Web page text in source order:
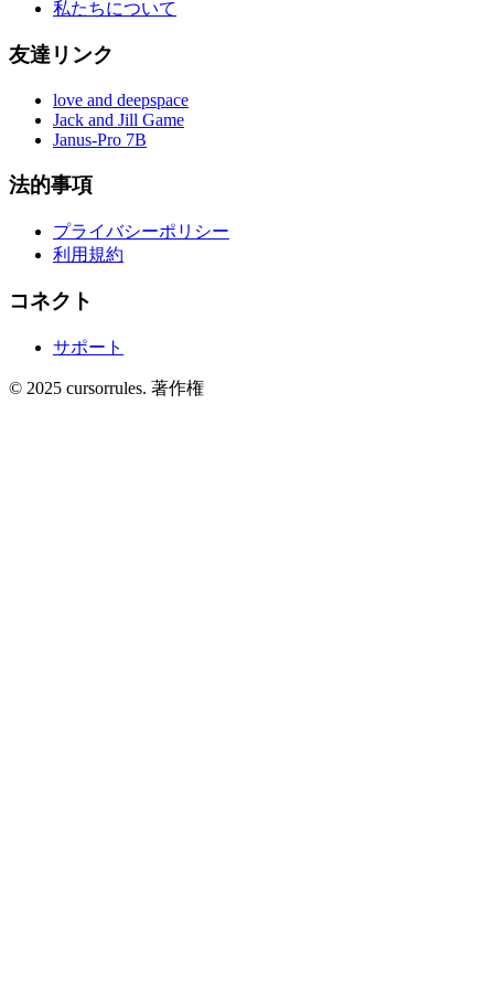
私たちについて
友達リンク
love and deepspace
Jack and Jill Game
Janus-Pro 7B
法的事項
プライバシーポリシー
利用規約
コネクト
サポート
© 2025 cursorrules. 著作権